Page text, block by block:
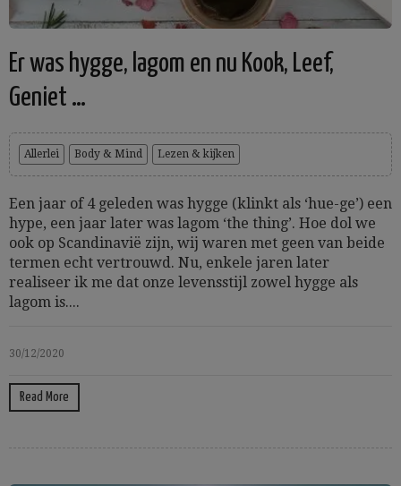
Er was hygge, lagom en nu Kook, Leef,
Geniet …
Allerlei Body & Mind Lezen & kijken
Een jaar of 4 geleden was hygge (klinkt als ‘hue-ge’) een
hype, een jaar later was lagom ‘the thing’. Hoe dol we
ook op Scandinavië zijn, wij waren met geen van beide
termen echt vertrouwd. Nu, enkele jaren later
realiseer ik me dat onze levensstijl zowel hygge als
lagom is....
30/12/2020
Read More